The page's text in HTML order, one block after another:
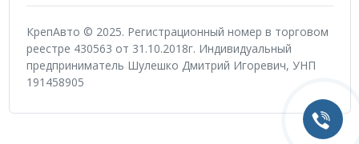
КрепАвто © 2025. Регистрационный номер в торговом
реестре 430563 от 31.10.2018г. Индивидуальный
предприниматель Шулешко Дмитрий Игоревич, УНП
191458905